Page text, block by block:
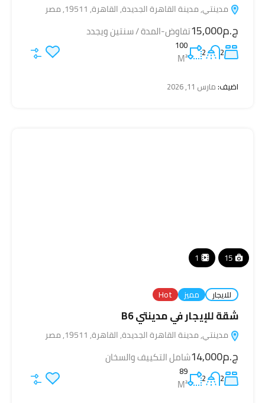
مدينتي, مدينة القاهرة الجديدة, القاهرة, 19511, مصر
ج.م15,000 تفاوض-المدة / سنتين ويجدد
2
2
100
M²
اضيف:مارس 11, 2026
15
1
للايجار مميز Hot
شقة للإيجار في مدينتي B6
مدينتي, مدينة القاهرة الجديدة, القاهرة, 19511, مصر
ج.م14,000 شامل التكييف والسخان
2
2
89
M²